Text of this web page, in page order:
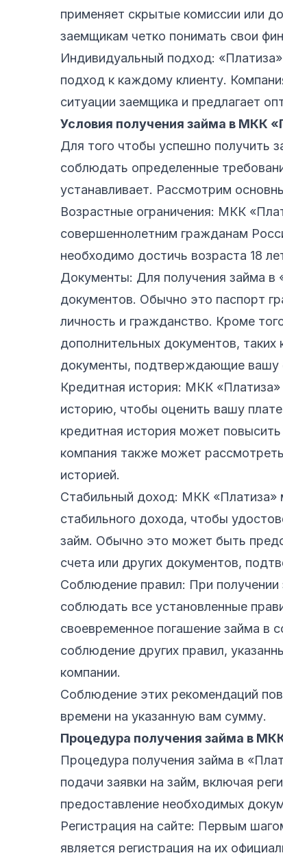
применяет скрытые комиссии или
заемщикам четко понимать свои
Индивидуальный подход:
подход к каждому клиенту.
ситуации заемщика и предлагает
Условия получения займа в МКК
Для того чтобы успешно получить
соблюдать определенные
устанавливает. Рассмотрим
Возрастные ограничения: МКК
совершеннолетним гражданам
необходимо достичь возраста 18
Документы: Для получения займа в
документов. Обычно это паспорт
личность и гражданство. Кроме
дополнительных документов,
документы, подтверждающие вашу
Кредитная история: МКК
историю, чтобы оценить вашу
кредитная история может
компания также может
историей.
Стабильный доход: МКК «Платиза»
стабильного дохода, чтобы
займ. Обычно это может быть
счета или других документов,
Соблюдение правил: При
соблюдать все установленные
своевременное погашение займа в
соблюдение других правил,
компании.
Соблюдение этих рекомендаций
времени на указанную вам сумму.
Процедура получения займа в
Процедура получения займа в
подачи заявки на займ, включая
предоставление необходимых
Регистрация на сайте: Первым
является регистрация на их